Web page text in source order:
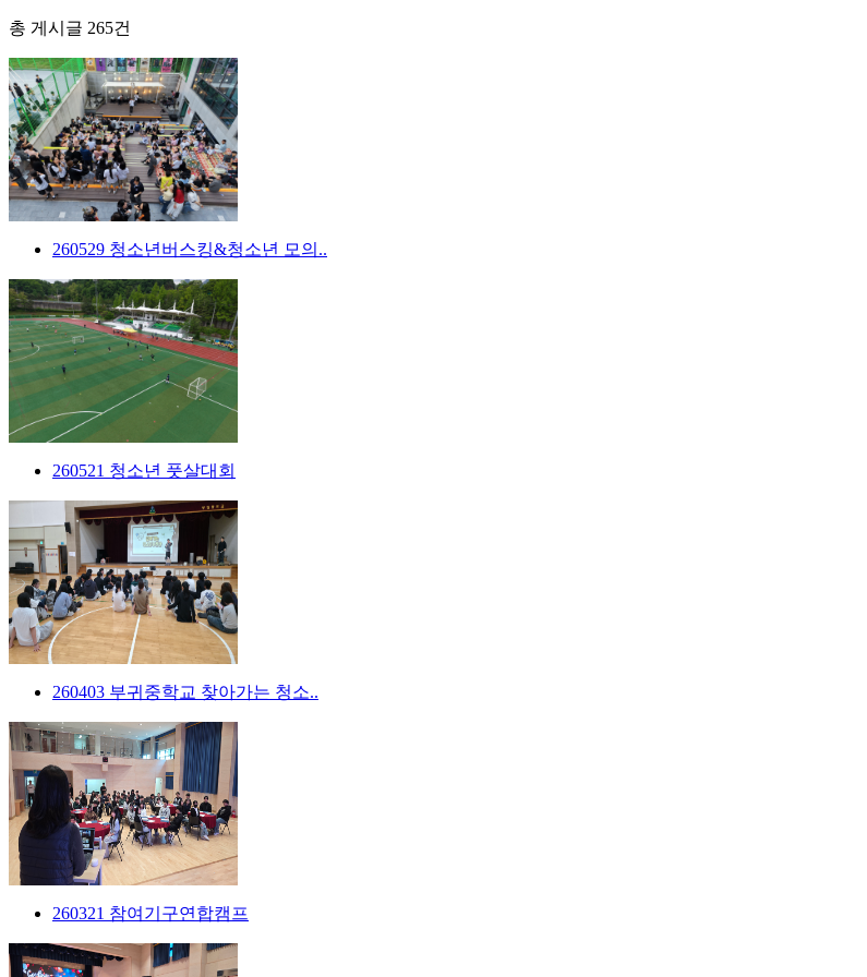
총 게시글 265건
260529 청소년버스킹&청소년 모의..
260521 청소년 풋살대회
260403 부귀중학교 찾아가는 청소..
260321 참여기구연합캠프